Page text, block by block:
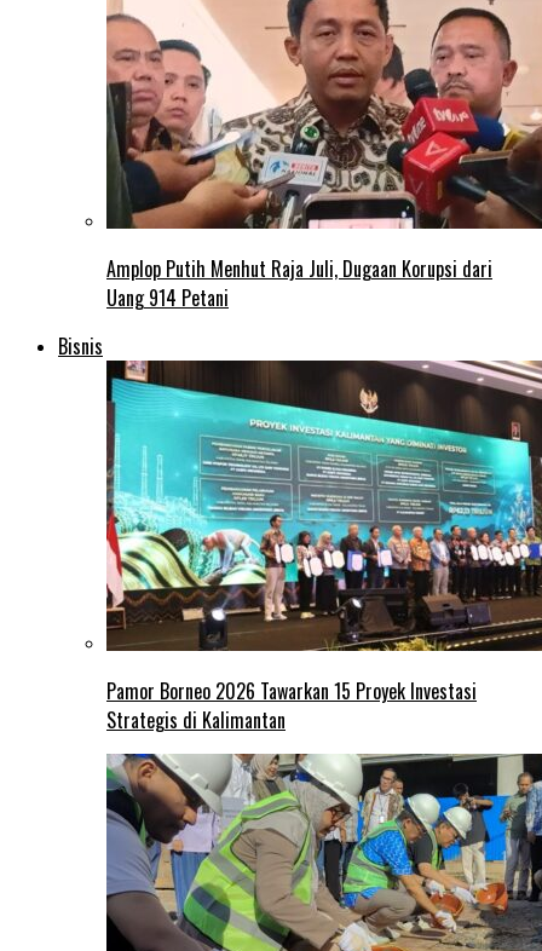
Amplop Putih Menhut Raja Juli, Dugaan Korupsi dari
Uang 914 Petani
Bisnis
Pamor Borneo 2026 Tawarkan 15 Proyek Investasi
Strategis di Kalimantan